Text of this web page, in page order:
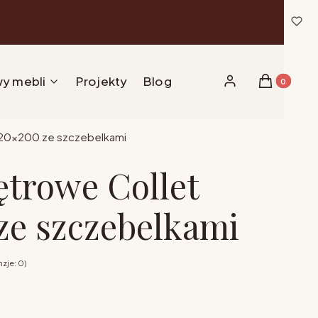
mebli Projekty Blog Zaloguj sięProdukty
Koszyk
ze szczebelkami
Collet
szczebelkami
0)